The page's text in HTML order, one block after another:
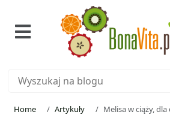
Home Artykuły Melisa w ciąży,